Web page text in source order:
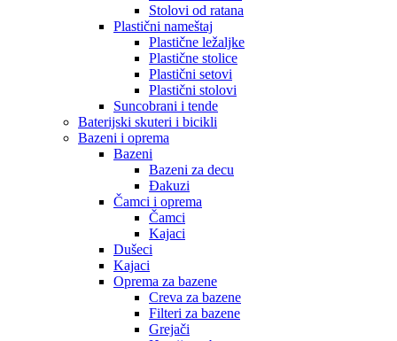
Stolovi od ratana
Plastični nameštaj
Plastične ležaljke
Plastične stolice
Plastični setovi
Plastični stolovi
Suncobrani i tende
Baterijski skuteri i bicikli
Bazeni i oprema
Bazeni
Bazeni za decu
Đakuzi
Čamci i oprema
Čamci
Kajaci
Dušeci
Kajaci
Oprema za bazene
Creva za bazene
Filteri za bazene
Grejači